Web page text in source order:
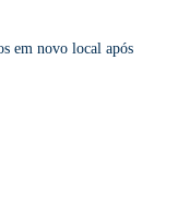
em novo local após